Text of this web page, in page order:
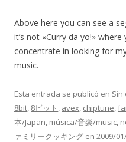
Above here you can see a
it’s not «Curry da yo!»
concentrate in looking for
music.
Esta entrada se publicó en
8bit, 8ビット , avex, chiptune,
本/Japan, música/音楽/music,
ァミリークッキング en 2009/